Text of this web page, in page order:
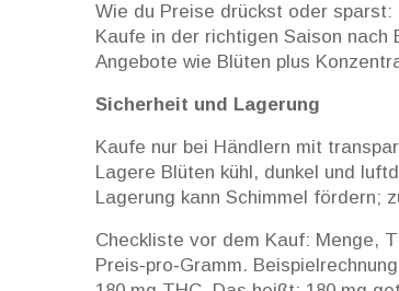
Wie du Preise drückst oder
Kaufe in der richtigen Saison nach
Angebote wie Blüten plus
Sicherheit und Lagerung
Kaufe nur bei Händlern mit
Lagere Blüten kühl, dunkel und
Lagerung kann Schimmel fördern;
Checkliste vor dem Kauf: Menge,
Preis‑pro‑Gramm.